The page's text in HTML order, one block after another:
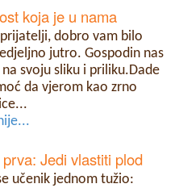
koja je u nama
prijatelji, dobro vam bilo
jutro. Gospodin nas
svoju sliku i priliku.Dade
da vjerom kao zrno
Jedi vlastiti plod
učenik jednom tužio: